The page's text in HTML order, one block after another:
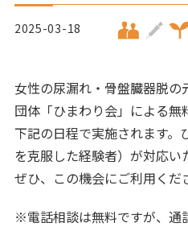
2025-03-18
女性の尿漏れ・骨盤臓器脱の
団体「ひまわり会」による
下記の日程で実施されます。
を克服した経験者）が対応い
ぜひ、この機会にご利用くだ
※電話相談は無料ですが、通